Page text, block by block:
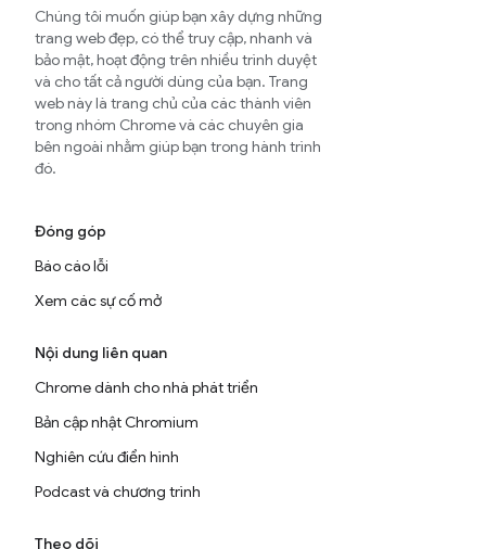
Chúng tôi muốn giúp bạn xây dựng những
trang web đẹp, có thể truy cập, nhanh và
bảo mật, hoạt động trên nhiều trình duyệt
và cho tất cả người dùng của bạn. Trang
web này là trang chủ của các thành viên
trong nhóm Chrome và các chuyên gia
bên ngoài nhằm giúp bạn trong hành trình
đó.
Đóng góp
Báo cáo lỗi
Xem các sự cố mở
Nội dung liên quan
Chrome dành cho nhà phát triển
Bản cập nhật Chromium
Nghiên cứu điển hình
Podcast và chương trình
Theo dõi